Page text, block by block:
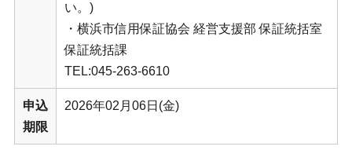
い。)
・横浜市信用保証協会 経営支援部 保証統括室
保証統括課
TEL:045-263-6610
申込
期限
2026年02月06日(金)